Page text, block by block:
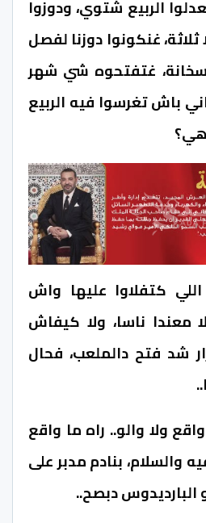
الربيع شتوي، ودوزوا
غنكونوا دوزنا لفصل
غتفتحوه شي شهر
باش تغرسوا فيه الربيع
اللي كتفلاوا عليها واش
معندا ناسا، ولا كيفاش
شد فتح دالملعب، فحال
ولا والو.. راه ما واقع
والسلام، بنادم مدبر على
دبصح..